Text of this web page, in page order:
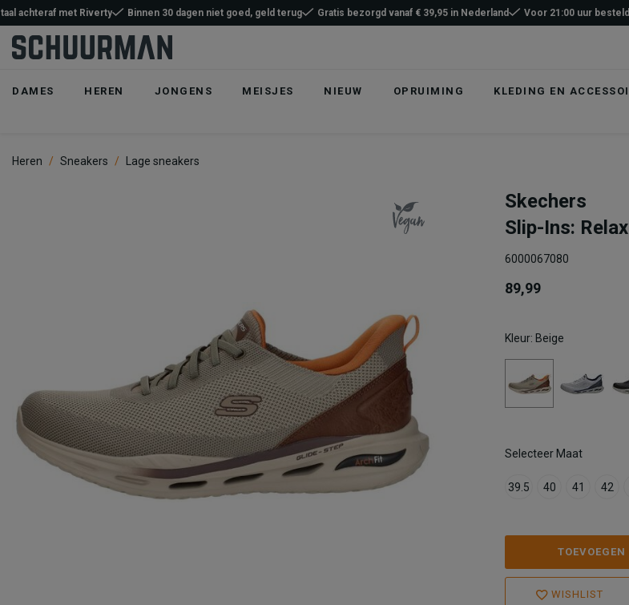
DAMES HEREN JONGENS MEISJES NIEUW OPRUIMING KLEDING EN
achteraf met Riverty Binnen 30 dagen niet goed, geld terug Gratis bezorgd vanaf € 39,95 in Nederland Voor 21:00 uur
Heren Sneakers Lage sneakers
Skechers
Slip-Ins:
6000067080
89,99
Kleur: Beige
Selecteer Maat
39.5 40 41 42
WISHLIST